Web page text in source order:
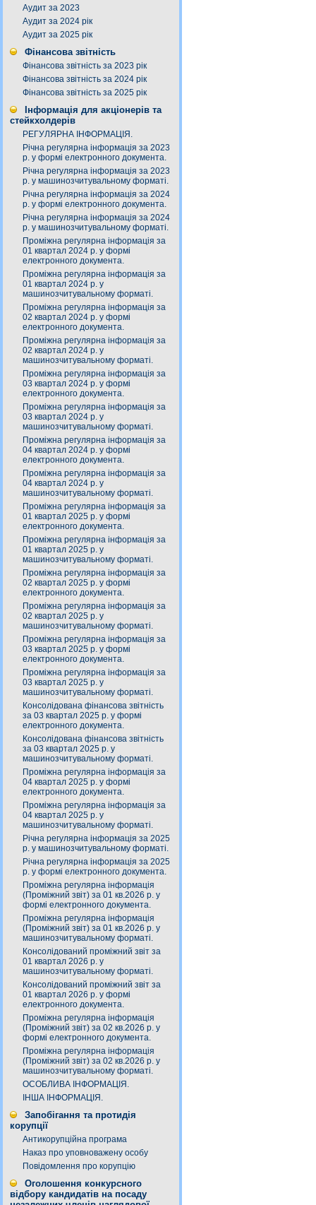
Аудит за 2023
Аудит за 2024 рік
Аудит за 2025 рік
Фінансова звітність
Фінансова звітність за 2023 рік
Фінансова звітність за 2024 рік
Фінансова звітність за 2025 рік
Інформація для акціонерів та
стейкхолдерів
РЕГУЛЯРНА ІНФОРМАЦІЯ.
Річна регулярна інформація за 2023
р. у формі електронного документа.
Річна регулярна інформація за 2023
р. у машинозчитувальному форматі.
Річна регулярна інформація за 2024
р. у формі електронного документа.
Річна регулярна інформація за 2024
р. у машинозчитувальному форматі.
Проміжна регулярна інформація за
01 квартал 2024 р. у формі
електронного документа.
Проміжна регулярна інформація за
01 квартал 2024 р. у
машинозчитувальному форматі.
Проміжна регулярна інформація за
02 квартал 2024 р. у формі
електронного документа.
Проміжна регулярна інформація за
02 квартал 2024 р. у
машинозчитувальному форматі.
Проміжна регулярна інформація за
03 квартал 2024 р. у формі
електронного документа.
Проміжна регулярна інформація за
03 квартал 2024 р. у
машинозчитувальному форматі.
Проміжна регулярна інформація за
04 квартал 2024 р. у формі
електронного документа.
Проміжна регулярна інформація за
04 квартал 2024 р. у
машинозчитувальному форматі.
Проміжна регулярна інформація за
01 квартал 2025 р. у формі
електронного документа.
Проміжна регулярна інформація за
01 квартал 2025 р. у
машинозчитувальному форматі.
Проміжна регулярна інформація за
02 квартал 2025 р. у формі
електронного документа.
Проміжна регулярна інформація за
02 квартал 2025 р. у
машинозчитувальному форматі.
Проміжна регулярна інформація за
03 квартал 2025 р. у формі
електронного документа.
Проміжна регулярна інформація за
03 квартал 2025 р. у
машинозчитувальному форматі.
Консолідована фінансова звітність
за 03 квартал 2025 р. у формі
електронного документа.
Консолідована фінансова звітність
за 03 квартал 2025 р. у
машинозчитувальному форматі.
Проміжна регулярна інформація за
04 квартал 2025 р. у формі
електронного документа.
Проміжна регулярна інформація за
04 квартал 2025 р. у
машинозчитувальному форматі.
Річна регулярна інформація за 2025
р. у машинозчитувальному форматі.
Річна регулярна інформація за 2025
р. у формі електронного документа.
Проміжна регулярна інформація
(Проміжний звіт) за 01 кв.2026 р. у
формі електронного документа.
Проміжна регулярна інформація
(Проміжний звіт) за 01 кв.2026 р. у
машинозчитувальному форматі.
Консолідований проміжний звіт за
01 квартал 2026 р. у
машинозчитувальному форматі.
Консолідований проміжний звіт за
01 квартал 2026 р. у формі
електронного документа.
Проміжна регулярна інформація
(Проміжний звіт) за 02 кв.2026 р. у
формі електронного документа.
Проміжна регулярна інформація
(Проміжний звіт) за 02 кв.2026 р. у
машинозчитувальному форматі.
ОСОБЛИВА ІНФОРМАЦІЯ.
ІНША ІНФОРМАЦІЯ.
Запобігання та протидія
корупції
Антикорупційна програма
Наказ про уповноважену особу
Повідомлення про корупцію
Оголошення конкурсного
відбору кандидатів на посаду